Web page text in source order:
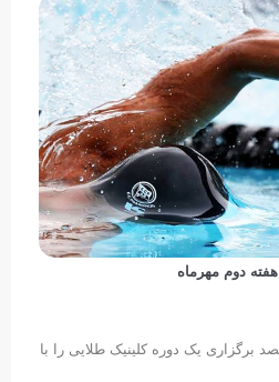
دوم مهرماه
برگزاری یک دوره کلینیک طلایی را با